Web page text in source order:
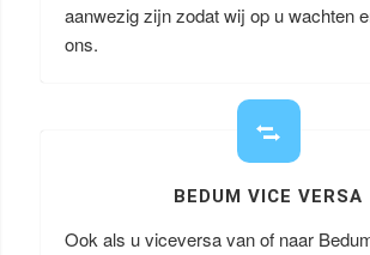
aanwezig zijn zodat wij op u wachten
ons.
BEDUM VICE VERSA
Ook als u viceversa van of naar